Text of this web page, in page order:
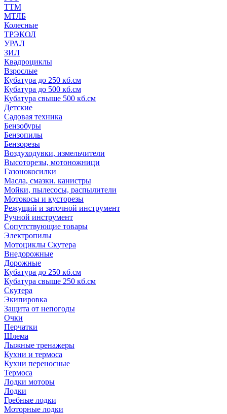
ТТМ
МТЛБ
Колесные
ТРЭКОЛ
УРАЛ
ЗИЛ
Квадроциклы
Взрослые
Кубатура до 250 кб.см
Кубатура до 500 кб.см
Кубатура свыше 500 кб.см
Детские
Садовая техника
Бензобуры
Бензопилы
Бензорезы
Воздуходувки, измельчители
Высоторезы, мотоножници
Газонокосилки
Масла, смазки. канистры
Мойки, пылесосы, распылители
Мотокосы и кусторезы
Режущий и заточной инструмент
Ручной инструмент
Сопутствующие товары
Электропилы
Мотоциклы Скутера
Внедорожные
Дорожные
Кубатура до 250 кб.см
Кубатура свыше 250 кб.см
Скутера
Экипировка
Защита от непогоды
Очки
Перчатки
Шлема
Лыжные тренажеры
Кухни и термоса
Кухни переносные
Термоса
Лодки моторы
Лодки
Гребные лодки
Моторные лодки